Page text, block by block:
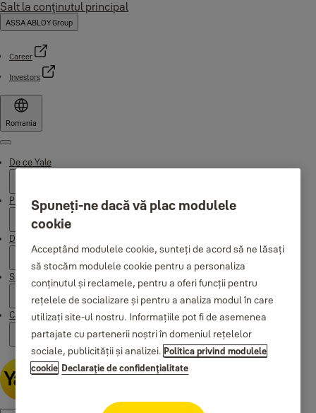
Salt la conţinutul principal
ASSA ABLOY Group
Career
Investors
Romania
Menu
De ce Yale
Products
Distribuitori
Suport
Campaigns
Spuneți-ne dacă vă plac modulele
cookie
Acceptând modulele cookie, sunteți de acord să ne lăsați
să stocăm modulele cookie pentru a personaliza
conținutul și reclamele, pentru a oferi funcții pentru
rețelele de socializare și pentru a analiza modul în care
utilizați site-ul nostru. Informațiile pot fi de asemenea
partajate cu partenerii noștri în domeniul rețelelor
sociale, publicității și analizei. Politica privind modulele
cookie Declaraţie de confidenţialitate